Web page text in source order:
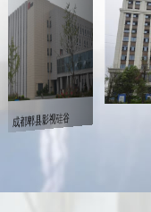
成都郫县影视硅谷